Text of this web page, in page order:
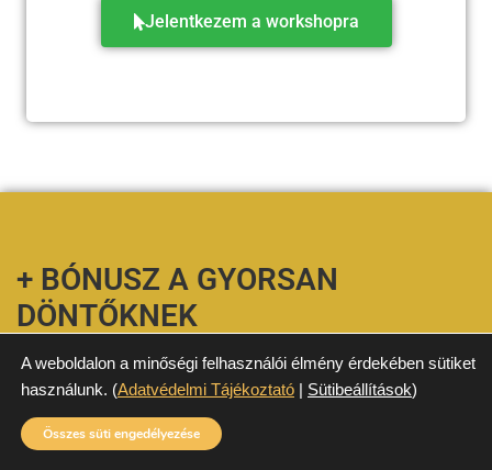
Jelentkezem a workshopra
+ BÓNUSZ A GYORSAN
DÖNTŐKNEK
Ha 06.18. 23:59-ig jelentkezel, részt vehetsz egy 60
perces egyéni mentoringon velem!
Ekkor személyesen veled foglalkozom — a Te karriereddel,
A weboldalon a minőségi felhasználói élmény érdekében sütiket
használunk. (Adatvédelmi Tájékoztató Sütibeállítások)
Összes süti engedélyezése